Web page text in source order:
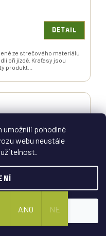
umožnili pohodlné
webu neustále
DETAIL
ze strečového materiálu
při jízdě. Kraťasy jsou
produkt...
ANO NE